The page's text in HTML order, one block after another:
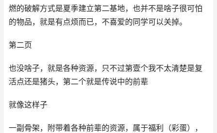
燃的破解方式是夏季建立第二基地，也并不是啥子很可怕
的物品，就是有点烦而已，不喜爱的同学可以关掉。
第二页
也没啥子，就是各种资源，只不过第壹个我不太清楚是复
活点还是猪头，第二个就是传说中的前辈
就像这样子
一副骨架，附带着各种前辈的资源，属于福利（彩蛋），